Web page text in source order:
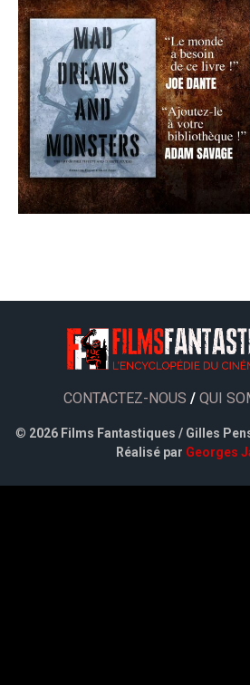
CONTACTEZ-NOUS / QUI
© 2026 Films Fantastiques / Gilles
Réalisé par Georges